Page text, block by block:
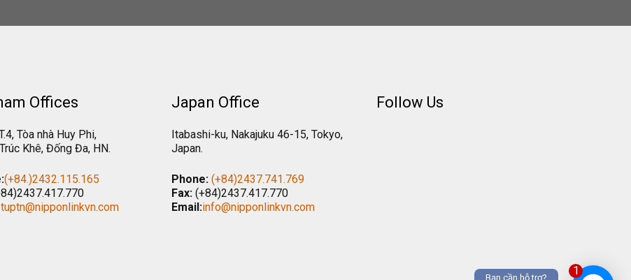
1
Bạn cần hỗ trợ?
Offices
Tòa nhà Huy Phi,
Khê, Đống Đa, HN.
(+84.)2432.115.165
tuptn@nipponlinkvn.com
Japan Office
Itabashi-ku, Nakajuku 46-15, Tokyo,
Japan.
Phone: (+84)2437.741.769
Fax: (+84)2437.417.770
Email:info@nipponlinkvn.com
Follow Us